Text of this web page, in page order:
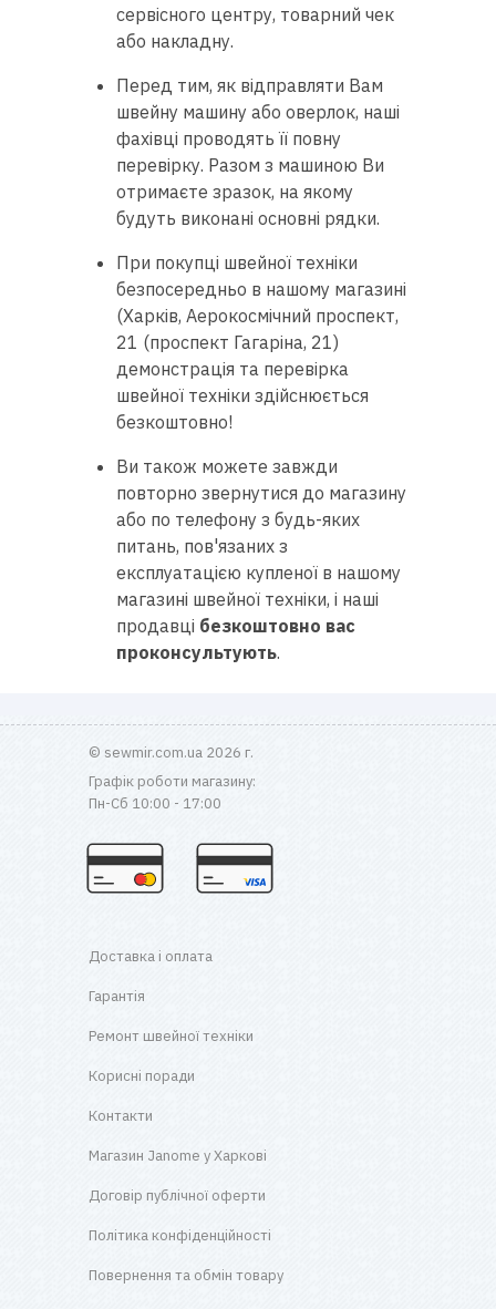
сервісного центру, товарний чек
або накладну.
Перед тим, як відправляти Вам
швейну машину або оверлок, наші
фахівці проводять її повну
перевірку. Разом з машиною Ви
отримаєте зразок, на якому
будуть виконані основні рядки.
При покупці швейної техніки
безпосередньо в нашому магазині
(Харків, Аерокосмічний проспект,
21 (проспект Гагаріна, 21)
демонстрація та перевірка
швейної техніки здійснюється
безкоштовно!
Ви також можете завжди
повторно звернутися до магазину
або по телефону з будь-яких
питань, пов'язаних з
експлуатацією купленої в нашому
магазині швейної техніки, і наші
продавці безкоштовно вас
проконсультують.
© sewmir.com.ua 2026 г.
Графік роботи магазину:
Пн-Сб 10:00 - 17:00
Доставка і оплата
Гарантія
Ремонт швейної техніки
Корисні поради
Контакти
Магазин Janome у Харкові
Договір публічної оферти
Політика конфіденційності
Повернення та обмін товару